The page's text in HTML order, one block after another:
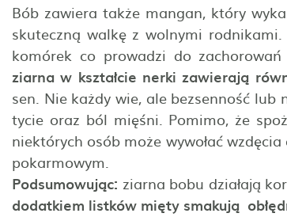
Bób zawiera także mangan, który
skuteczną walkę z wolnymi
komórek co prowadzi do
ziarna w kształcie nerki zawierają
sen. Nie każdy wie, ale bezsenność
tycie oraz ból mięśni. Pomimo, że
niektórych osób może wywołać
pokarmowym.
Podsumowując: ziarna bobu działają
dodatkiem listków mięty smakują